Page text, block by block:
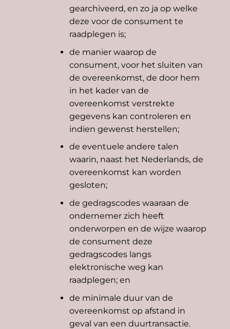
gearchiveerd, en zo ja op welke
deze voor de consument te
raadplegen is;
de manier waarop de
consument, voor het sluiten van
de overeenkomst, de door hem
in het kader van de
overeenkomst verstrekte
gegevens kan controleren en
indien gewenst herstellen;
de eventuele andere talen
waarin, naast het Nederlands, de
overeenkomst kan worden
gesloten;
de gedragscodes waaraan de
ondernemer zich heeft
onderworpen en de wijze waarop
de consument deze
gedragscodes langs
elektronische weg kan
raadplegen; en
de minimale duur van de
overeenkomst op afstand in
geval van een duurtransactie.